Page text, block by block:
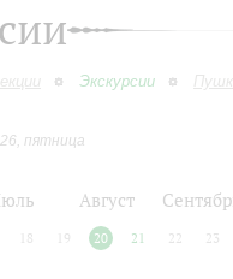
Экскурсии
пятница
Август
18 19 20 21 22 23